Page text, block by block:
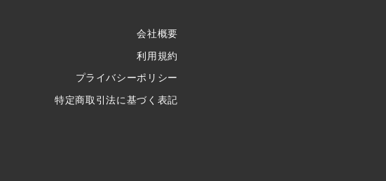
会社概要
利用規約
プライバシーポリシー
特定商取引法に基づく表記